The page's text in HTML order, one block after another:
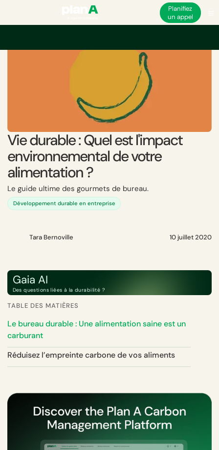
Planifiez
un appel
Vie durable : Quel est l'impact
environnemental de votre
alimentation ?
Le guide ultime des gourmets de bureau.
Développement durable en entreprise
Tara Bernoville 10 juillet 2020
Gaia AI
Des questions liées à la durabilité ?
TABLE DES MATIÈRES
Le bureau durable : Une alimentation saine est un
carburant
Réduisez l’empreinte carbone de vos aliments